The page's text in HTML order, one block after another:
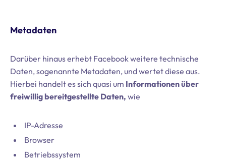
Metadaten
Darüber hinaus erhebt Facebook weitere technische
Daten, sogenannte Metadaten, und wertet diese aus.
Hierbei handelt es sich quasi um Informationen über
freiwillig bereitgestellte Daten, wie
IP-Adresse
Browser
Betriebssystem